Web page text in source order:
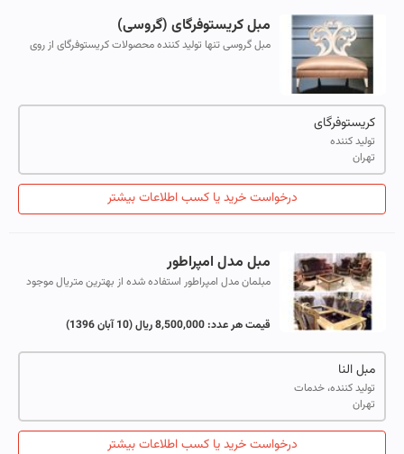
مبل کریستوفرگای (گروسی)
مبل گروسی تنها تولید کننده محصولات کریستوفرگای از روی
کریستوفرگای
تولید کننده
تهران
درخواست خرید یا کسب اطلاعات بیشتر
مبل مدل امپراطور
مبلمان مدل امپراطور استفاده شده از بهترین متریال موجود
قیمت هر عدد:8,500,000 ریال (10 آبان 1396)
مبل النا
تولید کننده، خدمات
تهران
درخواست خرید یا کسب اطلاعات بیشتر